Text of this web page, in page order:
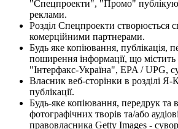
"Спецпроекти", "Промо"
реклами.
Розділ Спецпроекти створюється
комерційними партнерами.
Будь яке копіювання, публікація,
поширення інформації, що
"Інтерфакс-Україна", EPA / UPG,
Власник веб-сторінки в розділі Я-
публікації.
Будь-яке копіювання, передрук та
фотографічних творів та/або
правовласника Getty Images -